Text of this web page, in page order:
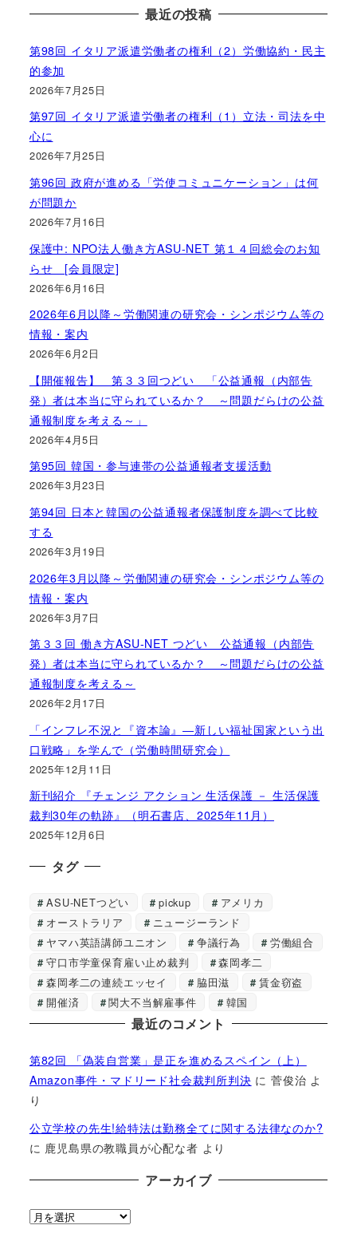
最近の投稿
第98回 イタリア派遣労働者の権利（2）労働協約・民主
的参加
2026年7月25日
第97回 イタリア派遣労働者の権利（1）立法・司法を中
心に
2026年7月25日
第96回 政府が進める「労使コミュニケーション」は何
が問題か
2026年7月16日
保護中: NPO法人働き方ASU-NET 第１４回総会のお知
らせ [会員限定]
2026年6月16日
2026年6月以降～労働関連の研究会・シンポジウム等の
情報・案内
2026年6月2日
【開催報告】 第３３回つどい 「公益通報（内部告
発）者は本当に守られているか？ ～問題だらけの公益
通報制度を考える～」
2026年4月5日
第95回 韓国・参与連帯の公益通報者支援活動
2026年3月23日
第94回 日本と韓国の公益通報者保護制度を調べて比較
する
2026年3月19日
2026年3月以降～労働関連の研究会・シンポジウム等の
情報・案内
2026年3月7日
第３３回 働き方ASU-NET つどい 公益通報（内部告
発）者は本当に守られているか？ ～問題だらけの公益
通報制度を考える～
2026年2月17日
「インフレ不況と『資本論』―新しい福祉国家という出
口戦略」を学んで（労働時間研究会）
2025年12月11日
新刊紹介 『チェンジ アクション 生活保護 － 生活保護
裁判30年の軌跡』（明石書店、2025年11月）
2025年12月6日
タグ
ASU-NETつどい pickup
アメリカ
オーストラリア
ニュージーランド
ヤマハ英語講師ユニオン
争議行為
労働組合
守口市学童保育雇い止め裁判
森岡孝二
森岡孝二の連続エッセイ
脇田滋
賃金窃盗
開催済
関大不当解雇事件 韓国
最近のコメント
第82回 「偽装自営業」是正を進めるスペイン（上）
Amazon事件・マドリード社会裁判所判決 に菅俊治 よ
り
公立学校の先生!給特法は勤務全てに関する法律なのか?
に 鹿児島県の教職員が心配な者 より
アーカイブ
ア